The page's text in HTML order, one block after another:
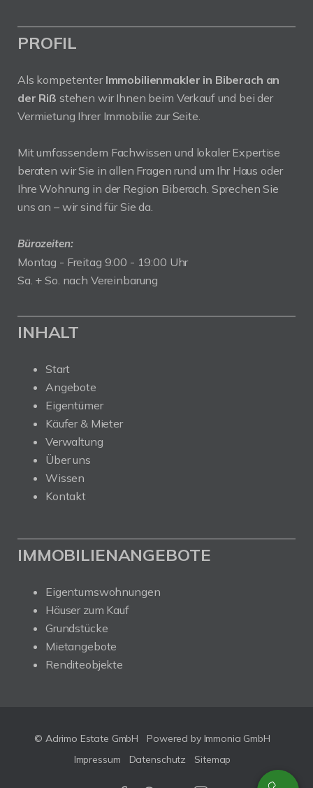
PROFIL
Als kompetenter Immobilienmakler in Biberach an
der Riß stehen wir Ihnen beim Verkauf und bei der
Vermietung Ihrer Immobilie zur Seite.
Mit umfassendem Fachwissen und lokaler Expertise
beraten wir Sie in allen Fragen rund um Ihr Haus oder
Ihre Wohnung in der Region Biberach. Sprechen Sie
uns an – wir sind für Sie da.
Bürozeiten:
Montag - Freitag 9:00 - 19:00 Uhr
Sa. + So. nach Vereinbarung
INHALT
Start
Angebote
Eigentümer
Käufer & Mieter
Verwaltung
Über uns
Wissen
Kontakt
IMMOBILIENANGEBOTE
Eigentumswohnungen
Häuser zum Kauf
Grundstücke
Mietangebote
Renditeobjekte
© Adrimo Estate GmbH
Powered by Immonia GmbH
Impressum
Datenschutz Sitemap